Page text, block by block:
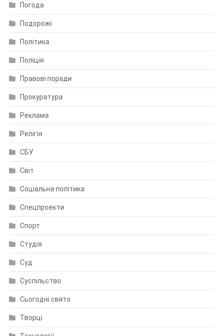
Погода
Подорожі
Політика
Поліція
Правові поради
Прокуратура
Реклама
Релігія
СБУ
Світ
Соціальна політика
Спецпроекти
Спорт
Студія
Суд
Суспільство
Сьогодні свято
Творці